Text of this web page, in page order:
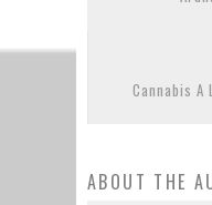
Cannabis A
ABOUT THE